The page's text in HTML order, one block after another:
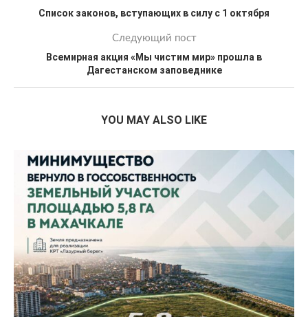
Список законов, вступающих в силу с 1 октября
Следующий пост
Всемирная акция «Мы чистим мир» прошла в
Дагестанском заповеднике
YOU MAY ALSO LIKE